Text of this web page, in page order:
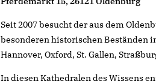
Seit 2007 besucht der aus dem
besonderen historischen Beständen
Hannover, Oxford, St. Gallen,
In diesen Kathedralen des Wissens